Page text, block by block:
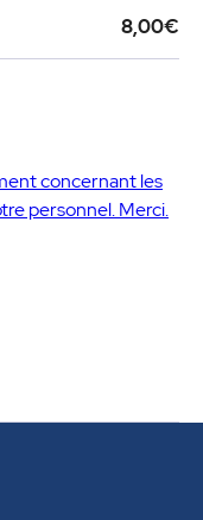
8,00€
concernant les
personnel. Merci.